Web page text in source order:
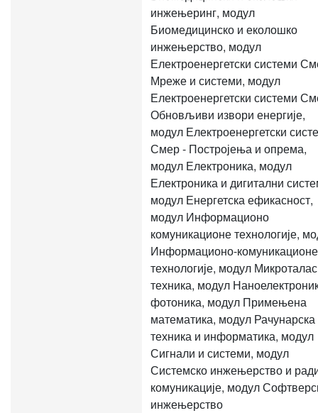
инжењеринг, модул
Биомедицинско и еколошко
инжењерство, модул
Електроенергетски системи
Мреже и системи, модул
Електроенергетски системи
Обновљиви извори енергије,
модул Електроенергетски
Смер - Постројења и опрема,
модул Електроника, модул
Електроника и дигитални
модул Енергетска ефикасност,
модул Информационо
комуникационе технологије,
Информационо-комуникационе
технологије, модул
техника, модул
фотоника, модул Примењена
математика, модул Рачунарска
техника и информатика, модул
Сигнали и системи, модул
Системско инжењерство и
комуникације, модул
инжењерство